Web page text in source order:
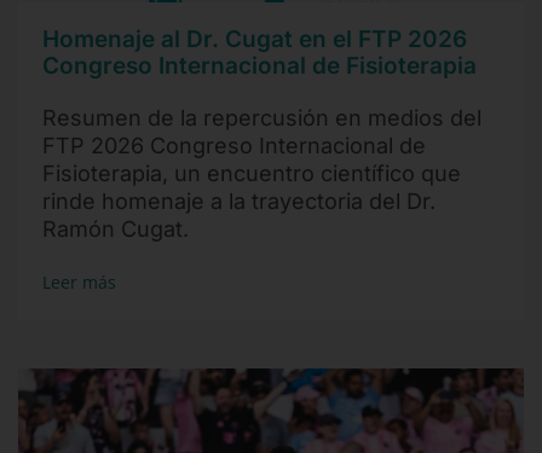
Homenaje al Dr. Cugat en el FTP 2026
Congreso Internacional de Fisioterapia
Resumen de la repercusión en medios del
FTP 2026 Congreso Internacional de
Fisioterapia, un encuentro científico que
rinde homenaje a la trayectoria del Dr.
Ramón Cugat.
Leer más